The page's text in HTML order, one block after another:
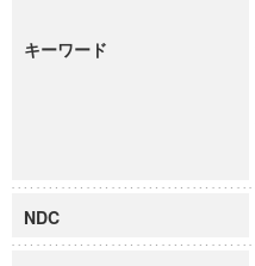
キーワード
NDC